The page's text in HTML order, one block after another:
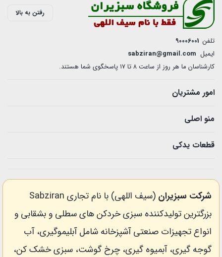
ای
عدد
رفتن به بالا
تلفن 90006001
ایمیل sabziran@gmail.com
کارشناسان ما هر روز از ساعت ۸ تا ۱7 پاسخگوی شما هستند.
امور مشتریان
منو اصلی
قطعات یدکی
شرکت سبزیران
(سیف اللهی) با نام تجاری Sabziran
بزرگترین تولیدکننده سبزی خردکن های سطلی و بشقابی و
انواع تجهیزات صنعتی آشپزخانه شامل آبلیموگیری، آب
گوجه گیری، آبمیوه گیری، چرخ گوشت، سبزی خشک کن،